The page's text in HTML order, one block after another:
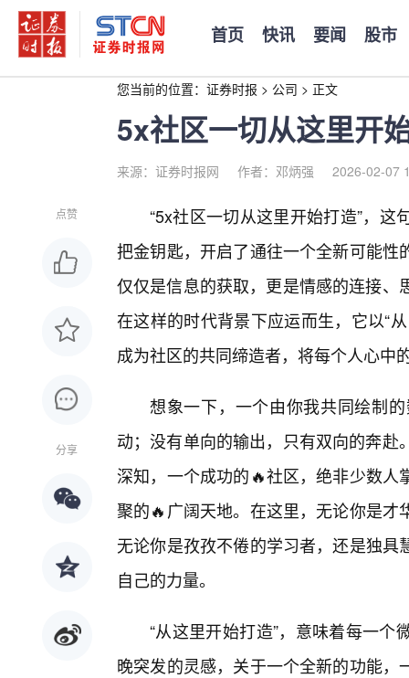
首页 快讯 要闻 股市
您当前的位置： 证券时报 > 公司 > 正文
5x社区一切从这里开
来源：证券时报网 作者：邓炳强 2026-02-07
点赞
分享
“5x社区一切从这里开始打造”，
把金钥匙，开启了通往一个全新可能
仅仅是信息的获取，更是情感的连接
在这样的时代背景下应运而生，它以“
成为社区的共同缔造者，将每个人心中
想象一下，一个由你我共同绘制
动；没有单向的输出，只有双向的奔
深知，一个成功的🔥社区，绝非少数
聚的🔥广阔天地。在这里，无论你是
无论你是孜孜不倦的学习者，还是独
自己的力量。
“从这里开始打造”，意味着每一
晚突发的灵感，关于一个全新的功能